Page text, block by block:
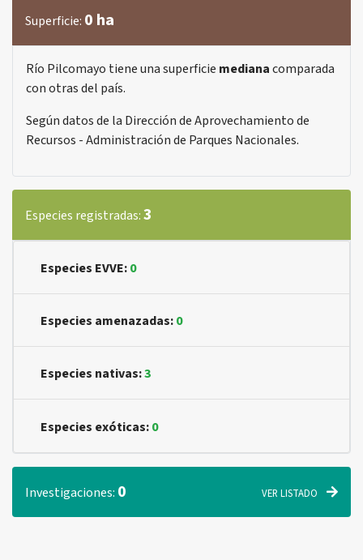
Superficie: 0 ha
Río Pilcomayo tiene una superficie medianacomparada
con otras del país.
Según datos de la Dirección de Aprovechamiento de
Recursos - Administración de Parques Nacionales.
Especies registradas:3
Especies EVVE:0
Especies amenazadas:0
Especies nativas:3
Especies exóticas:0
Investigaciones: 0 VER LISTADO